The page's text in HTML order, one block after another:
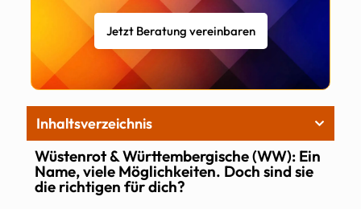
Jetzt Beratung vereinbaren
Wüstenrot & Württembergische (WW): Ein
Name, viele Möglichkeiten. Doch sind sie
die richtigen für dich?
Inhaltsverzeichnis